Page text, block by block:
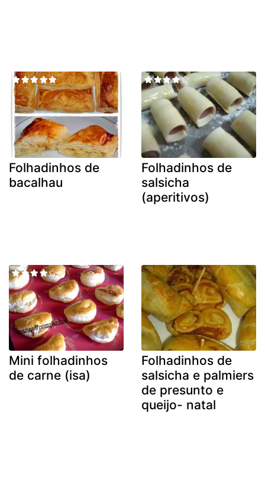
Folhadinhos de
bacalhau
Folhadinhos de
salsicha
(aperitivos)
Mini folhadinhos
de carne (isa)
Folhadinhos de
salsicha e palmiers
de presunto e
queijo- natal